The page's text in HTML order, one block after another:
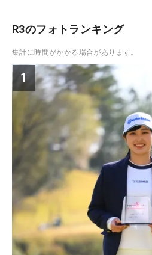
R3のフォトランキング
集計に時間がかかる場合があります。
1